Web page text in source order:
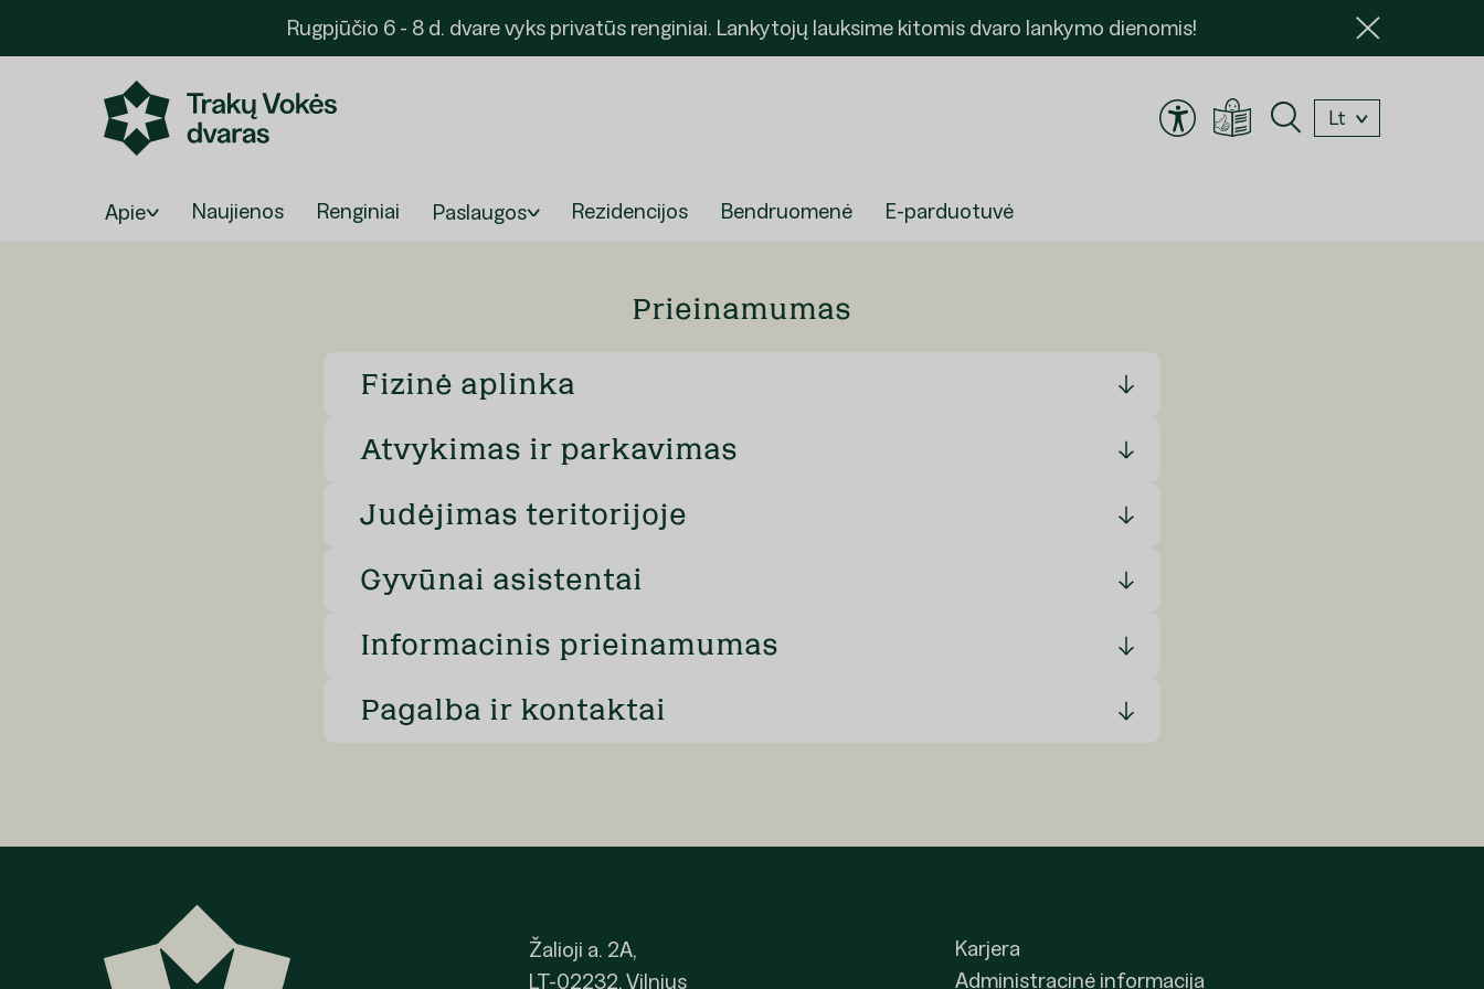
Rugpjūčio 6 - 8 d. dvare vyks privatūs renginiai. Lankytojų lauksime kitomis dvaro lankymo dienomis!
Lt
Apie Naujienos Renginiai Paslaugos Rezidencijos Bendruomenė E-parduotuvė
Prieinamumas
Fizinė aplinka
Atvykimas ir parkavimas
Judėjimas teritorijoje
Gyvūnai asistentai
Informacinis prieinamumas
Pagalba ir kontaktai
Žalioji a. 2A,
LT-02232, Vilnius
Karjera
Administracinė informacija